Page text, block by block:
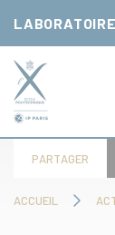
ACCUEIL
PARTAGER